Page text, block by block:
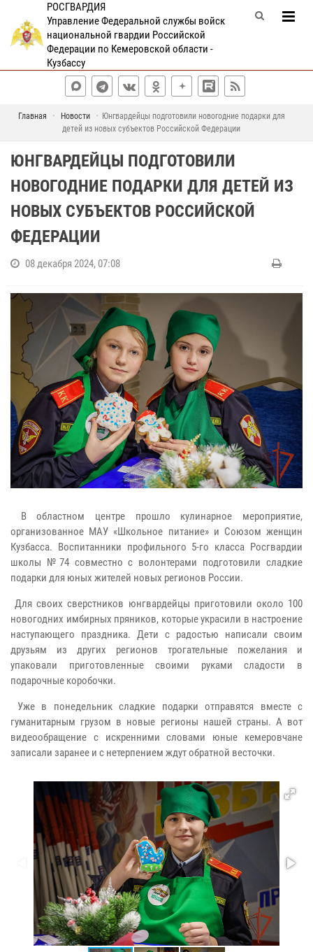
РОСГВАРДИЯ
Управление Федеральной службы войск
национальной гвардии Российской
Федерации по Кемеровской области -
Кузбассу
Главная Новости
Юнгвардейцы подготовили новогодние подарки для
детей из новых субъектов Российской Федерации
ЮНГВАРДЕЙЦЫ ПОДГОТОВИЛИ
НОВОГОДНИЕ ПОДАРКИ ДЛЯ ДЕТЕЙ ИЗ
НОВЫХ СУБЪЕКТОВ РОССИЙСКОЙ
ФЕДЕРАЦИИ
08 декабря 2024, 07:08
В областном центре прошло кулинарное мероприятие,
организованное МАУ «Школьное питание» и Союзом женщин
Кузбасса. Воспитанники профильного 5-го класса Росгвардии
школы №74 совместно с волонтерами подготовили сладкие
подарки для юных жителей новых регионов России.
Для своих сверстников юнгвардейцы приготовили около 100
новогодних имбирных пряников, которые украсили в настроение
наступающего праздника. Дети с радостью написали своим
друзьям из других регионов трогательные пожелания и
упаковали приготовленные своими руками сладости в
подарочные коробочки.
Уже в понедельник сладкие подарки отправятся вместе с
гуманитарным грузом в новые регионы нашей страны. А вот
видеообращение с искренними словами юные кемеровчане
записали заранее и с нетерпением ждут обратной весточки.